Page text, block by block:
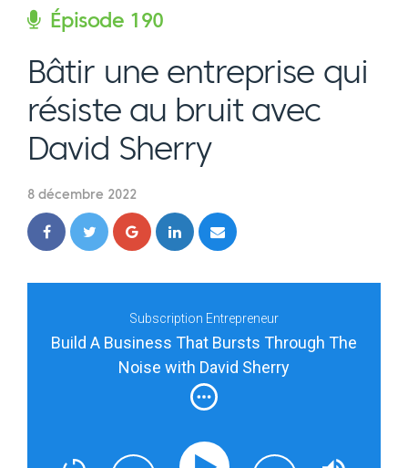
Épisode 190
Bâtir une entreprise qui
résiste au bruit avec
David Sherry
8 décembre 2022
Subscription Entrepreneur
Build A Business That Bursts Through The
Noise with David Sherry